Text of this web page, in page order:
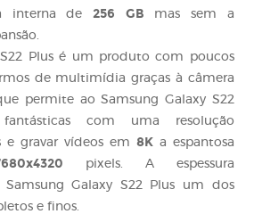
interna de 256 GB mas sem a
Plus é um produto com poucos
de multimídia graças à câmera
permite ao Samsung Galaxy S22
com uma resolução
e gravar vídeos em 8Ka espantosa
pixels. A espessura
Galaxy S22 Plus um dos
e finos.